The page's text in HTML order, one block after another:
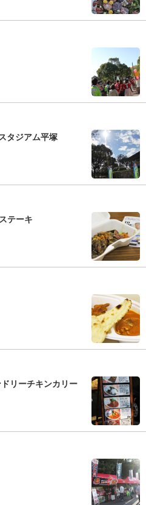
タジアム平塚
テーキ
リーチキンカリー